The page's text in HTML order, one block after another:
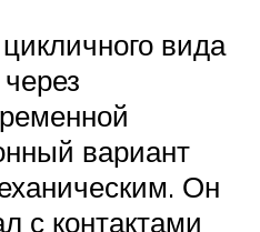
вида
вариант
Он
с контактами